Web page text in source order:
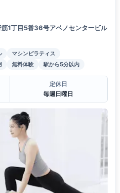
1丁目5番36号アベノセンタービル
マシンピラティス
無料体験 駅から5分以内
定休日
毎週日曜日